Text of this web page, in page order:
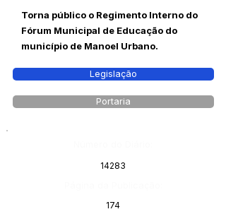
Torna público o Regimento Interno do
Fórum Municipal de Educação do
município de Manoel Urbano.
Legislação
Portaria
14283
174